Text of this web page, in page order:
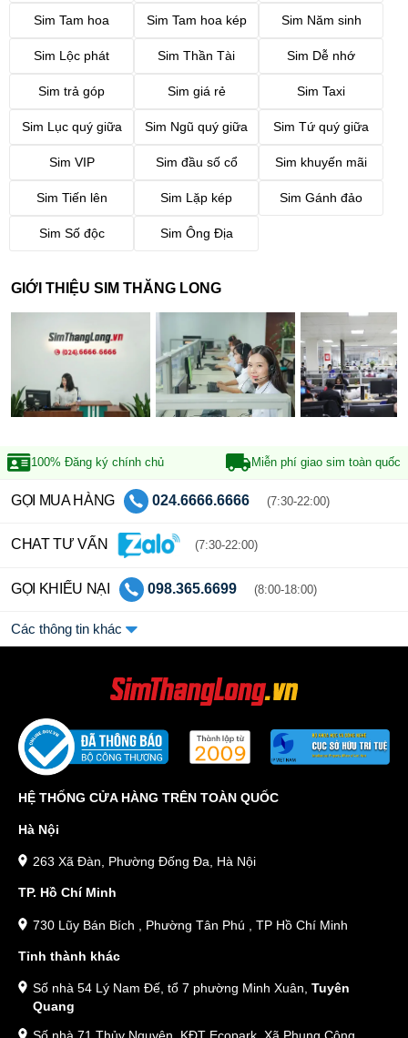
Sim Tam hoa Sim Tam hoa kép Sim Năm sinh
Sim Lộc phát Sim Thần Tài Sim Dễ nhớ
Sim trả góp Sim giá rẻ Sim Taxi
Sim Lục quý giữa Sim Ngũ quý giữa Sim Tứ quý giữa
Sim VIP Sim đầu số cổ Sim khuyến mãi
Sim Tiến lên Sim Lặp kép Sim Gánh đảo
Sim Số độc Sim Ông Địa
GIỚI THIỆU SIM THĂNG LONG
100% Đăng ký chính chủ Miễn phí giao sim toàn quốc
GỌI MUA HÀNG 024.6666.6666 (7:30-22:00)
CHAT TƯ VẤN (7:30-22:00)
GỌI KHIẾU NẠI 098.365.6699 (8:00-18:00)
Các thông tin khác
HỆ THỐNG CỬA HÀNG TRÊN TOÀN QUỐC
Hà Nội
263 Xã Đàn, Phường Đống Đa, Hà Nội
TP. Hồ Chí Minh
730 Lũy Bán Bích , Phường Tân Phú , TP Hồ Chí Minh
Tỉnh thành khác
Số nhà 54 Lý Nam Đế, tổ 7 phường Minh Xuân, Tuyên
Quang